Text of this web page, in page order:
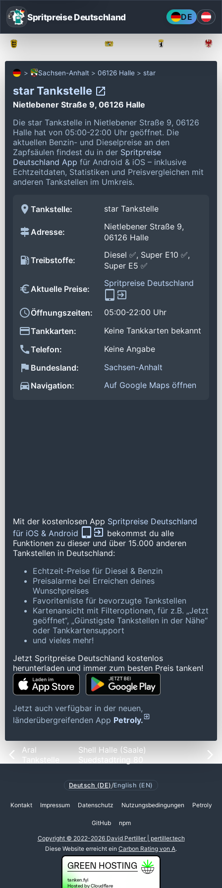
Spritpreise Deutschland DE
Sachsen-Anhalt 06126 Halle star
star Tankstelle
Nietlebener Straße 9, 06126 Halle
Die star Tankstelle in Nietlebener Straße 9, 06126
Halle hat von 05:00-22:00 Uhr geöffnet. Die
aktuellen Benzin- und Dieselpreise an den
Zapfsäulen findest du in der Spritpreise
Deutschland App für Android & iOS – inklusive
Echtzeitdaten, Statistiken und Preisvergleichen mit
anderen Tankstellen im Umkreis.
Tankstelle: star Tankstelle
Adresse:
Nietlebener Straße 9,
06126 Halle
Treibstoffe:
Diesel ✅, Super E10 ✅,
Super E5 ✅
Aktuelle Preise:
Spritpreise Deutschland
Öffnungszeiten:
05:00-22:00 Uhr
Tankkarten:
Keine Tankkarten bekannt
Telefon:
Keine Angabe
Bundesland:
Sachsen-Anhalt
Navigation:
Auf Google Maps öffnen
Mit der kostenlosen App Spritpreise Deutschland
für iOS & Android
bekommst du alle
Funktionen zu dieser und über 15.000 anderen
Tankstellen in Deutschland:
Echtzeit-Preise für Diesel & Benzin
Preisalarme bei Erreichen deines
Wunschpreises
Favoritenliste für bevorzugte Tankstellen
Kartenansicht mit Filteroptionen, für z.B. „Jetzt
geöffnet“, „Günstigste Tankstellen in der Nähe“
oder Tankkartensupport
und vieles mehr!
Jetzt Spritpreise Deutschland kostenlos
herunterladen und immer zum besten Preis tanken!
Jetzt auch verfügbar in der neuen,
länderübergreifenden App Petroly.
Aral
Tankstelle
Shell Halle (Saale)
Suedstadtring 80
Deutsch (DE) /English (EN)
Kontakt Impressum Datenschutz Nutzungsbedingungen Petroly
GitHub npm
Copyright © 2022-2026 David Pertiller | pertiller.tech
Diese Website erreicht ein Carbon Rating von A.